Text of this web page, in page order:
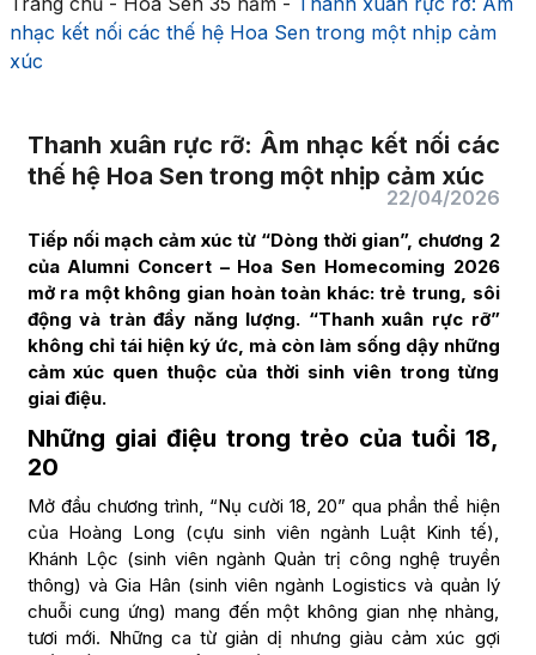
nhạc kết nối các thế hệ Hoa Sen trong một nhịp cảm
xúc
Thanh xuân rực rỡ: Âm nhạc kết nối các
thế hệ Hoa Sen trong một nhịp cảm xúc
22/04/2026
Tiếp nối mạch cảm xúc từ “Dòng thời gian”, chương 2
của Alumni Concert – Hoa Sen Homecoming 2026
mở ra một không gian hoàn toàn khác: trẻ trung, sôi
động và tràn đầy năng lượng. “Thanh xuân rực rỡ”
không chỉ tái hiện ký ức, mà còn làm sống dậy những
cảm xúc quen thuộc của thời sinh viên trong từng
giai điệu.
Những giai điệu trong trẻo của tuổi 18,
20
Mở đầu chương trình, “Nụ cười 18, 20” qua phần thể hiện
của Hoàng Long (cựu sinh viên ngành Luật Kinh tế),
Khánh Lộc (sinh viên ngành Quản trị công nghệ truyền
thông) và Gia Hân (sinh viên ngành Logistics và quản lý
chuỗi cung ứng) mang đến một không gian nhẹ nhàng,
tươi mới. Những ca từ giản dị nhưng giàu cảm xúc gợi